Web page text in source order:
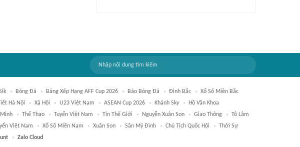
Bóng Đá Bảng Xếp Hạng AFF Cup 2026 Báo Bóng Đá Đình Bắc
Xổ Số Miền Bắc
Hà Nội Xã Hội U23 Việt Nam ASEAN Cup 2026 Khánh Sky
Hồ Văn Khoa
Thể Thao Tuyển Việt Nam Tin Thế Giới Nguyễn Xuân Son Giao Thông
Tô Lâm
Việt Nam Xổ Số Miền Nam Xuân Son Sân Mỹ Đình Chủ Tịch Quốc Hội
Thời Sự
Zalo Cloud